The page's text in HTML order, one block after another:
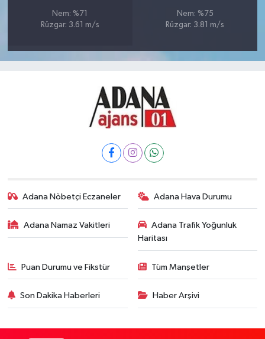
Nem: %71
Rüzgar: 3.61 m/s
Nem: %75
Rüzgar: 3.81 m/s
Adana Nöbetçi Eczaneler Adana Hava Durumu
Adana Namaz Vakitleri
Adana Trafik Yoğunluk
Haritası
Puan Durumu ve Fikstür Tüm Manşetler
Son Dakika Haberleri Haber Arşivi